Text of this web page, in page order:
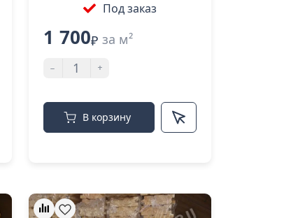
Под заказ
1 700₽ за м²
- +
В корзину